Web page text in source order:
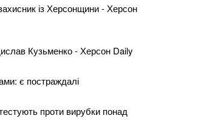
із Херсонщини - Херсон
Кузьменко - Херсон Daily
є постраждалі
проти вирубки понад